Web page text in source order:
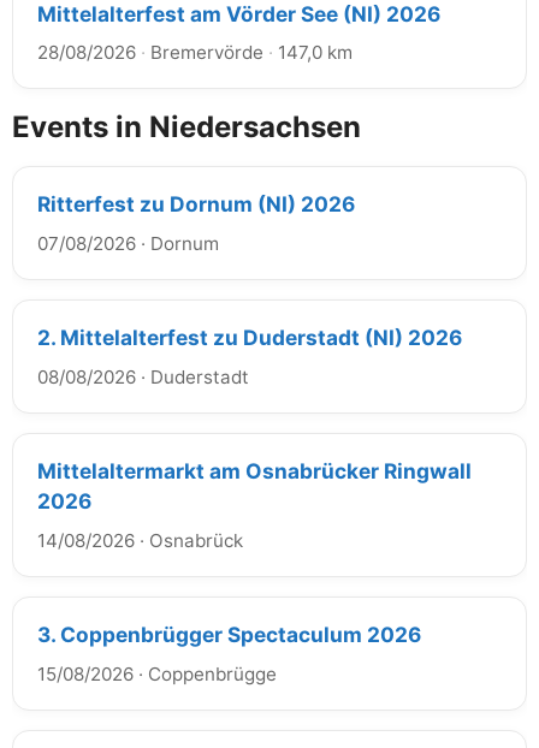
Mittelalterfest am Vörder See (NI) 2026
28/08/2026 · Bremervörde · 147,0 km
Events in Niedersachsen
Ritterfest zu Dornum (NI) 2026
07/08/2026 · Dornum
2. Mittelalterfest zu Duderstadt (NI) 2026
08/08/2026 · Duderstadt
Mittelaltermarkt am Osnabrücker Ringwall
2026
14/08/2026 · Osnabrück
3. Coppenbrügger Spectaculum 2026
15/08/2026 · Coppenbrügge